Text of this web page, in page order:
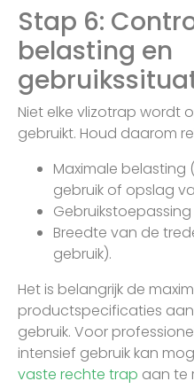
Stap 6:
belasting en
Niet elke vlizotrap wordt
gebruikt. Houd daarom
Maximale belasting
gebruik of opslag
Breedte van de
gebruik).
Het is belangrijk de
productspecificaties
gebruik. Voor
intensief gebruik kan
vaste rechte trap aan te